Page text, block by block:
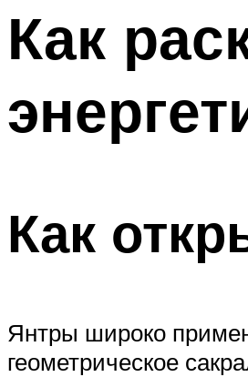
Как
Как
Янтры широко
геометрическое